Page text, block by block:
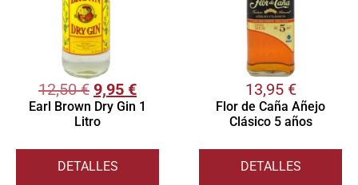
12,50€ 9,95 €
Earl Brown Dry Gin 1
Litro
DETALLES
13,95 €
Flor de Caña Añejo
Clásico 5 años
DETALLES